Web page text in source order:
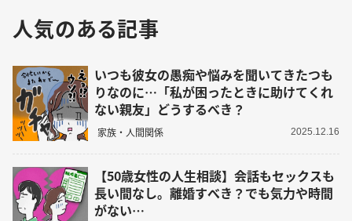
人気のある記事
いつも彼女の愚痴や悩みを聞いてきたつも
りなのに…「私が困ったときに助けてくれ
ない親友」どうするべき？
家族・人間関係 2025.12.16
【50歳女性の人生相談】会話もセックスも
長い間なし。離婚すべき？でも気力や時間
がない…